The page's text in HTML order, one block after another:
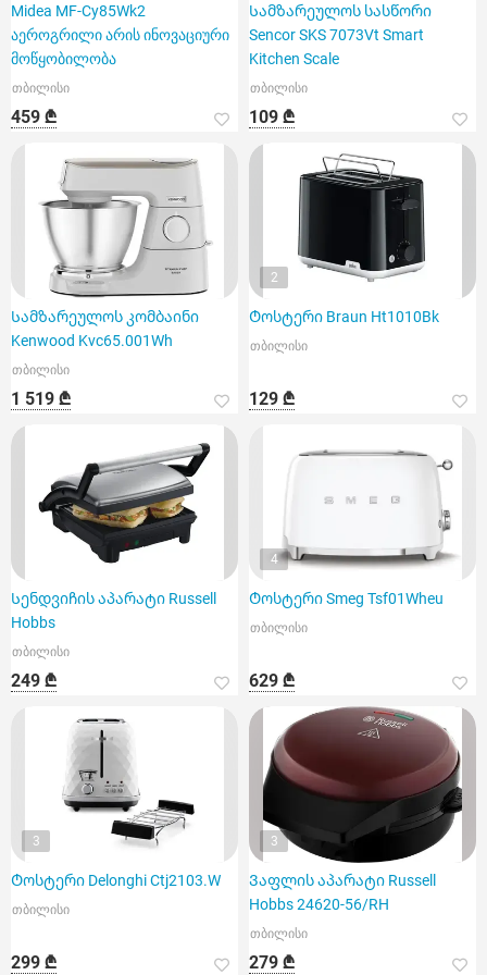
Midea MF-Cy85Wk2
აეროგრილი არის ინოვაციური
მოწყობილობა
თბილისი
459 ₾
Სამზარეულოს სასწორი
Sencor SKS 7073Vt Smart
Kitchen Scale
თბილისი
109 ₾
Სამზარეულოს კომბაინი
Kenwood Kvc65.001Wh
თბილისი
1 519 ₾
2
Ტოსტერი Braun Ht1010Bk
თბილისი
129 ₾
Სენდვიჩის აპარატი Russell
Hobbs
თბილისი
249 ₾
4
Ტოსტერი Smeg Tsf01Wheu
თბილისი
629 ₾
3
Ტოსტერი Delonghi Ctj2103.W
თბილისი
299 ₾
3
Ვაფლის აპარატი Russell
Hobbs 24620-56/RH
თბილისი
279 ₾